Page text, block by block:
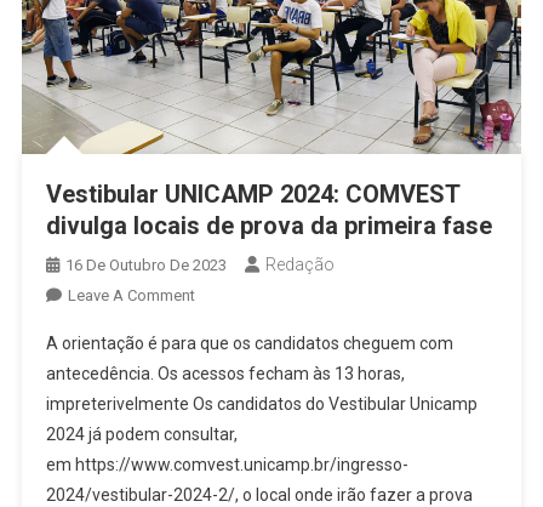
Vestibular UNICAMP 2024: COMVEST
divulga locais de prova da primeira fase
16 De Outubro De 2023 Redação
Leave A CommentOn
UNICAMP
2024:
COMVEST
Divulga
Locais
De
A orientação é para que os candidatos cheguem com
antecedência. Os acessos fecham às 13 horas,
impreterivelmente Os candidatos do Vestibular Unicamp
2024 já podem consultar,
em https://www.comvest.unicamp.br/ingresso-
2024/vestibular-2024-2/, o local onde irão fazer a prova